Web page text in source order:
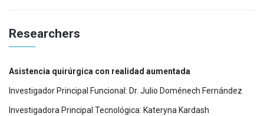
Researchers
Asistencia quirúrgica con realidad aumentada
Investigador Principal Funcional: Dr. Julio Doménech Fernández
Investigadora Principal Tecnológica: Kateryna Kardash